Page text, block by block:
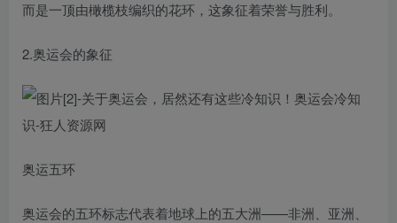
而是一顶由橄榄枝编织的花环，这象征着荣誉与胜利。
2.奥运会的象征
奥运五环
奥运会的五环标志代表着地球上的五大洲——非洲、亚洲、